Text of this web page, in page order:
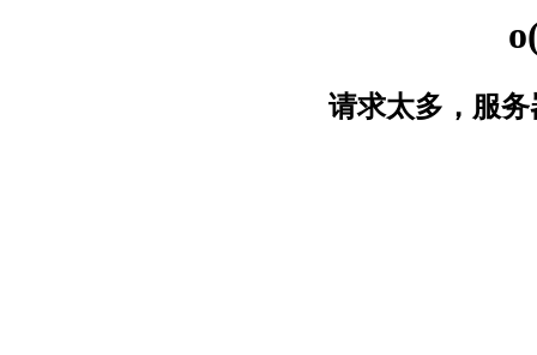
请求太多，服